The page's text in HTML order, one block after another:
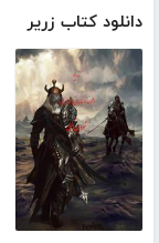
دانلود کتاب زریر